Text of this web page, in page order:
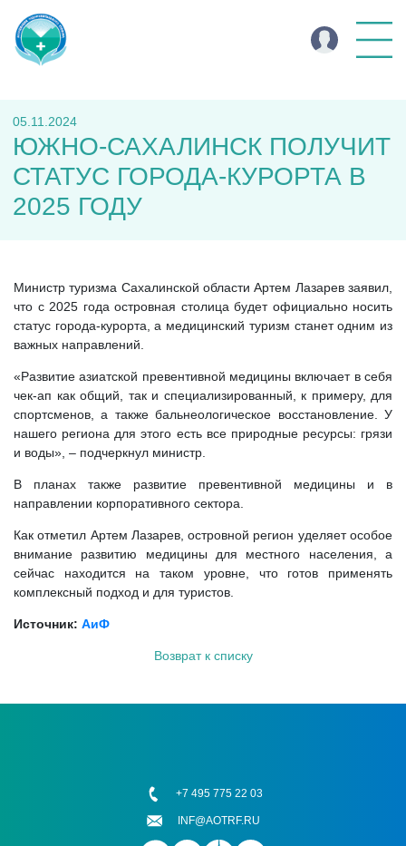
05.11.2024
ЮЖНО-САХАЛИНСК ПОЛУЧИТ
СТАТУС ГОРОДА-КУРОРТА В
2025 ГОДУ
Министр туризма Сахалинской области Артем Лазарев заявил,
что с 2025 года островная столица будет официально носить
статус города-курорта, а медицинский туризм станет одним из
важных направлений.
«Развитие азиатской превентивной медицины включает в себя
чек-aп как общий, тaк и специализированный, к примеру, для
спортсменов, a также бальнеологическое восстановление. У
нашего региона для этого есть все природные ресурсы: грязи
и воды», – подчеркнул министр.
В планах также развитие превентивной медицины и в
направлении корпоративного сектора.
Как отметил Артем Лазарев, островной регион уделяет особое
внимание развитию медицины для местного населения, а
сейчас находится на таком уровне, что готов применять
комплексный подход и для туристов.
Источник: АиФ
Возврат к списку
+7 495 775 22 03
INF@AOTRF.RU